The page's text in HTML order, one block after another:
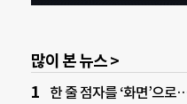
많이 본 뉴스 >
한 줄 점자를 ‘화면’으로